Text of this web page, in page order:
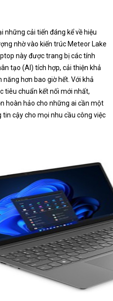
những cải tiến đáng kể về hiệu
nhờ vào kiến trúc Meteor Lake
này được trang bị các tính
tạo (AI) tích hợp, cải thiện khả
hơn bao giờ hết. Với khả
tiêu chuẩn kết nối mới nhất,
hoàn hảo cho những ai cần một
cậy cho mọi nhu cầu công việc